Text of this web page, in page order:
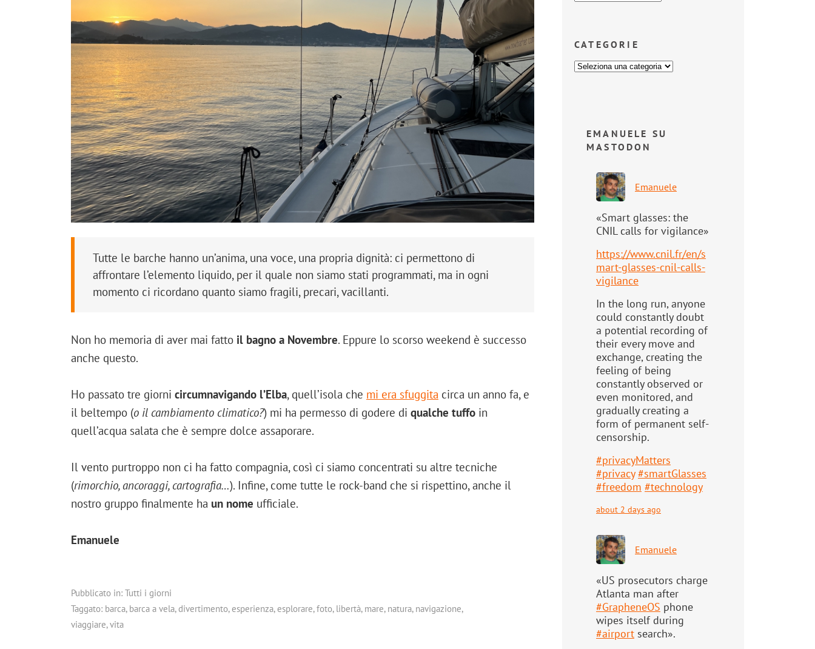
Tutte le barche hanno un’anima, una voce, una propria dignità: ci permettono di
affrontare l’elemento liquido, per il quale non siamo stati programmati, ma in ogni
momento ci ricordano quanto siamo fragili, precari, vacillanti.
Non ho memoria di aver mai fatto il bagno a Novembre. Eppure lo scorso weekend è successo
anche questo.
Ho passato tre giorni circumnavigando l’Elba, quell’isola che mi era sfuggita circa un anno fa, e
il beltempo (o il cambiamento climatico?) mi ha permesso di godere di qualche tuffo in
quell’acqua salata che è sempre dolce assaporare.
Il vento purtroppo non ci ha fatto compagnia, così ci siamo concentrati su altre tecniche
(rimorchio, ancoraggi, cartografia…). Infine, come tutte le rock-band che si rispettino, anche il
nostro gruppo finalmente ha un nome ufficiale.
Emanuele
Pubblicato in: Tutti i giorni
Taggato: barca, barca a vela,divertimento,esperienza,esplorare,foto, libertà, mare, natura, navigazione,
viaggiare,vita
CATEGORIE
EMANUELE SU
MASTODON
Emanuele
«Smart glasses: the
CNIL calls for vigilance»
https://www.cnil.fr/en/s
mart-glasses-cnil-calls-
vigilance
In the long run, anyone
could constantly doubt
a potential recording of
their every move and
exchange, creating the
feeling of being
constantly observed or
even monitored, and
gradually creating a
form of permanent self-
censorship.
#privacyMatters
#privacy #smartGlasses
#freedom #technology
about 2 days ago
Emanuele
«US prosecutors charge
Atlanta man after
#GrapheneOS phone
wipes itself during
#airport search».